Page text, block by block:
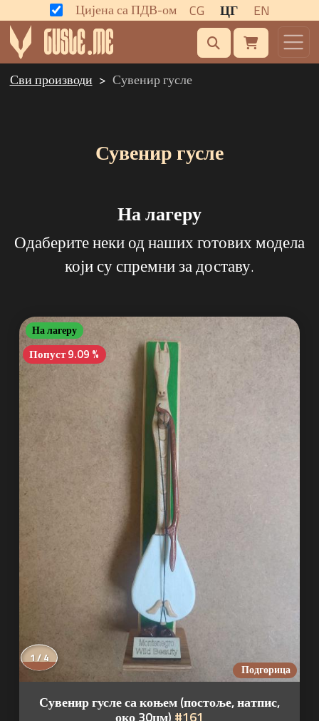
Цијена са ПДВ-ом CG ЦГ EN
Сви производи Сувенир гусле
Сувенир гусле
На лагеру
Одаберите неки од наших готових модела
који су спремни за доставу.
На лагеру
Попуст 9.09 %
Подгорица
1 / 4
Сувенир гусле са коњем (постоље, натпис,
око 30цм) #161